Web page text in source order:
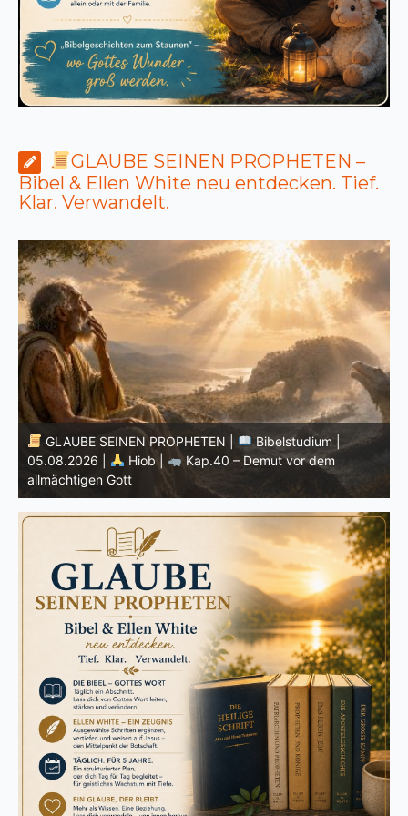
GLAUBE SEINEN PROPHETEN –
Bibel & Ellen White neu entdecken. Tief.
Klar. Verwandelt.
GLAUBE SEINEN PROPHETEN |
Bibelstudium |
04.08.2026 |
Hiob |
Kap.39 – Gottes Weisheit in der
Schöpfung